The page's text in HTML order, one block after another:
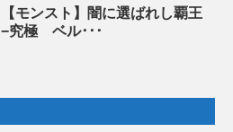
【モンスト】闇に選ばれし覇王
−究極 ベル･･･